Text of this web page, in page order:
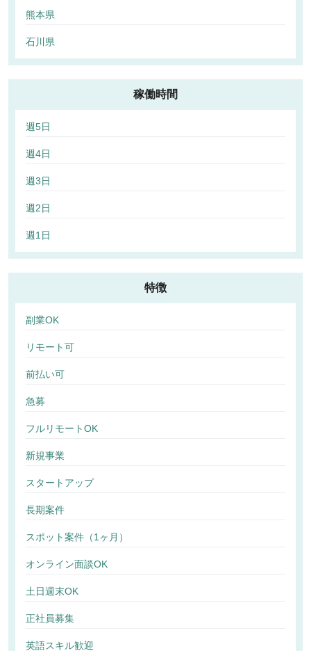
熊本県
石川県
稼働時間
週5日
週4日
週3日
週2日
週1日
特徴
副業OK
リモート可
前払い可
急募
フルリモートOK
新規事業
スタートアップ
長期案件
スポット案件（1ヶ月）
オンライン面談OK
土日週末OK
正社員募集
英語スキル歓迎